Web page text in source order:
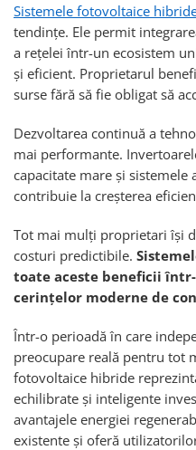
Sistemele fotovoltaice
tendințe. Ele permit
a rețelei într-un ecosistem
și eficient. Proprietarul
surse fără să fie obligat să
Dezvoltarea continuă a
mai performante.
capacitate mare și sistemele
contribuie la creșterea
Tot mai mulți proprietari își
costuri predictibile.
toate aceste beneficii
cerințelor moderne de
Într-o perioadă în care
preocupare reală pentru tot
fotovoltaice hibride
echilibrate și inteligente
avantajele energiei
existente și oferă